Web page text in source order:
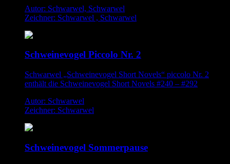
Autor: Schwarwel, Schwarwel
Zeichner: Schwarwel , Schwarwel
Schweinevogel Piccolo Nr. 2
Schwarwel „Schweinevogel Short Novels“ piccolo Nr. 2
enthält die Schweinevogel Short Novels #240 – #292
Autor: Schwarwel
Zeichner: Schwarwel
Schweinevogel Sommerpause